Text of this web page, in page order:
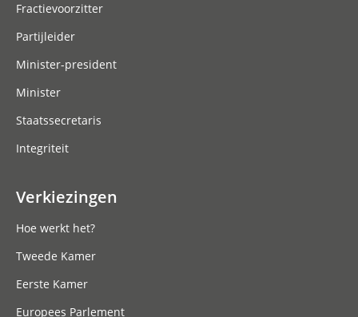
Fractievoorzitter
Partijleider
Minister-president
Minister
Staatssecretaris
Integriteit
Verkiezingen
Hoe werkt het?
Tweede Kamer
Eerste Kamer
Europees Parlement